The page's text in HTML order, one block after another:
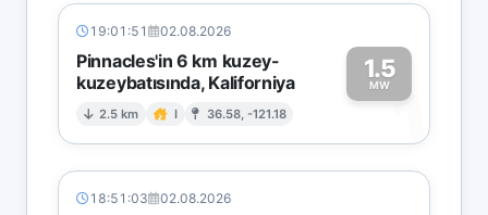
19:01:51 02.08.2026
Pinnacles'in 6 km kuzey-
kuzeybatısında, Kaliforniya
2.5 km I 36.58, -121.18
1.5
MW1
18:51:03 02.08.2026